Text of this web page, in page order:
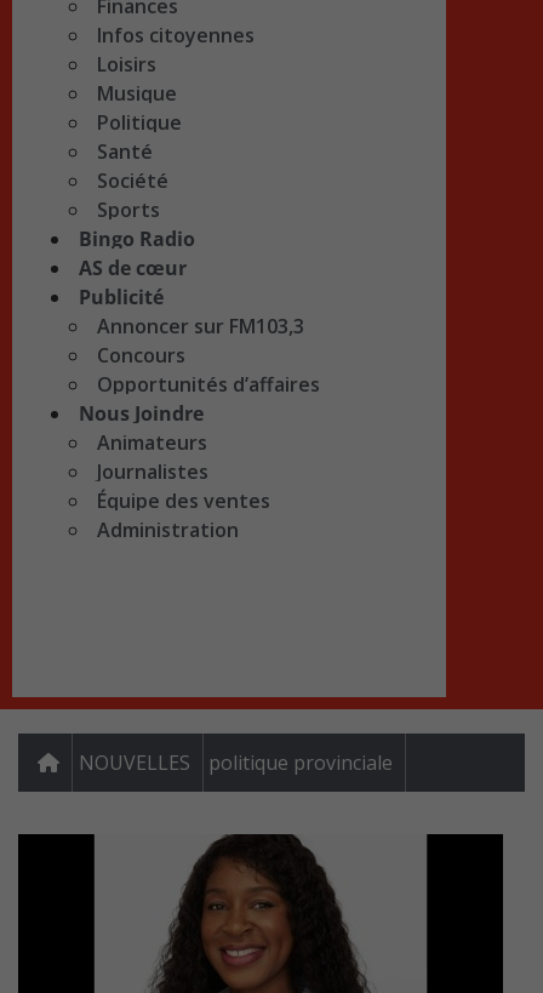
Finances
Infos citoyennes
Loisirs
Musique
Politique
Santé
Société
Sports
Bingo Radio
AS de cœur
Publicité
Annoncer sur FM103,3
Concours
Opportunités d’affaires
Nous Joindre
Animateurs
Journalistes
Équipe des ventes
Administration
NOUVELLES politique provinciale